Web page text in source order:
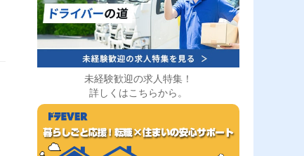
未経験歓迎の求人特集！
詳しくはこちらから。